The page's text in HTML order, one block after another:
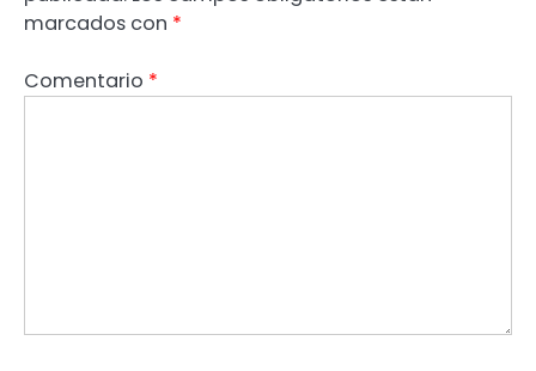
marcados con *
Comentario *